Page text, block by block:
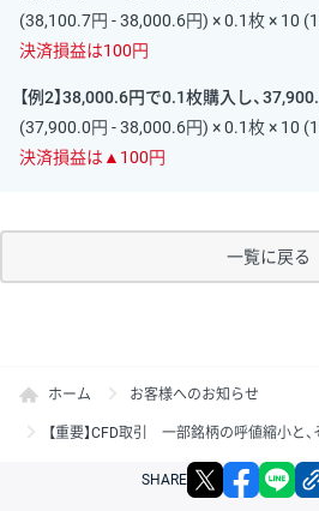
(38,100.7円 - 38,000.6円) × 0.1枚 × 10
決済損益は100円
【例2】38,000.6円で0.1枚購入し、
(37,900.0円 - 38,000.6円) × 0.1枚 × 10
決済損益は▲100円
一覧に戻る
ホーム お客様へのお知らせ
【重要】CFD取引 一部銘柄の呼値縮小と
SHARE X